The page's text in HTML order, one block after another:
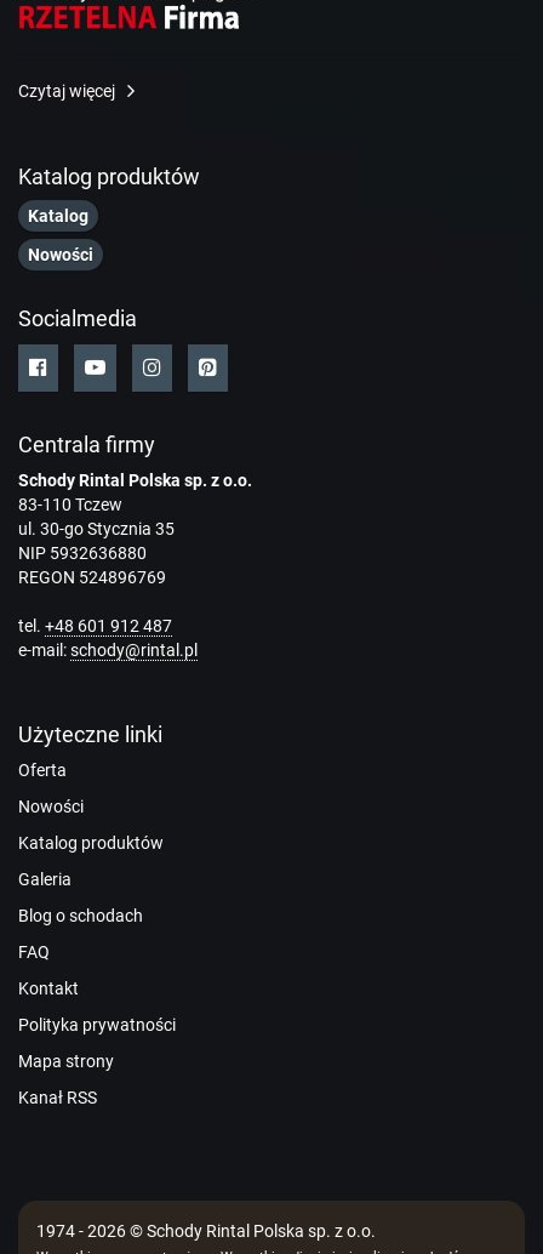
Czytaj więcej
Katalog produktów
Katalog
Nowości
Socialmedia
Centrala firmy
Schody Rintal Polska sp. z o.o.
83-110 Tczew
ul. 30-go Stycznia 35
NIP 5932636880
REGON 524896769
tel. +48 601 912 487
e-mail:schody@rintal.pl
Użyteczne linki
Oferta
Nowości
Katalog produktów
Galeria
Blog o schodach
FAQ
Kontakt
Polityka prywatności
Mapa strony
Kanał RSS
1974 - 2026 © Schody Rintal Polska sp. z o.o.